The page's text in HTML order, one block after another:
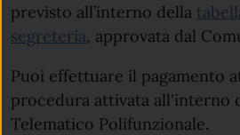
previsto all’interno della
segreteria, approvata dal
Puoi effettuare il pagamento
procedura attivata all'interno
Telematico Polifunzionale.